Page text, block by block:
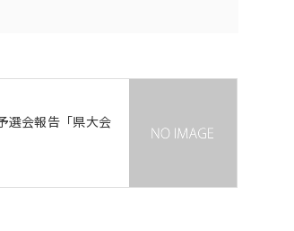
選会報告「県大会